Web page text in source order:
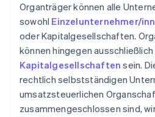
Organträger können alle
sowohl Einzelunternehmer/
oder Kapitalgesellschaften.
können hingegen
Kapitalgesellschaften sein.
rechtlich selbstständigen
umsatzsteuerlichen
zusammengeschlossen sind,